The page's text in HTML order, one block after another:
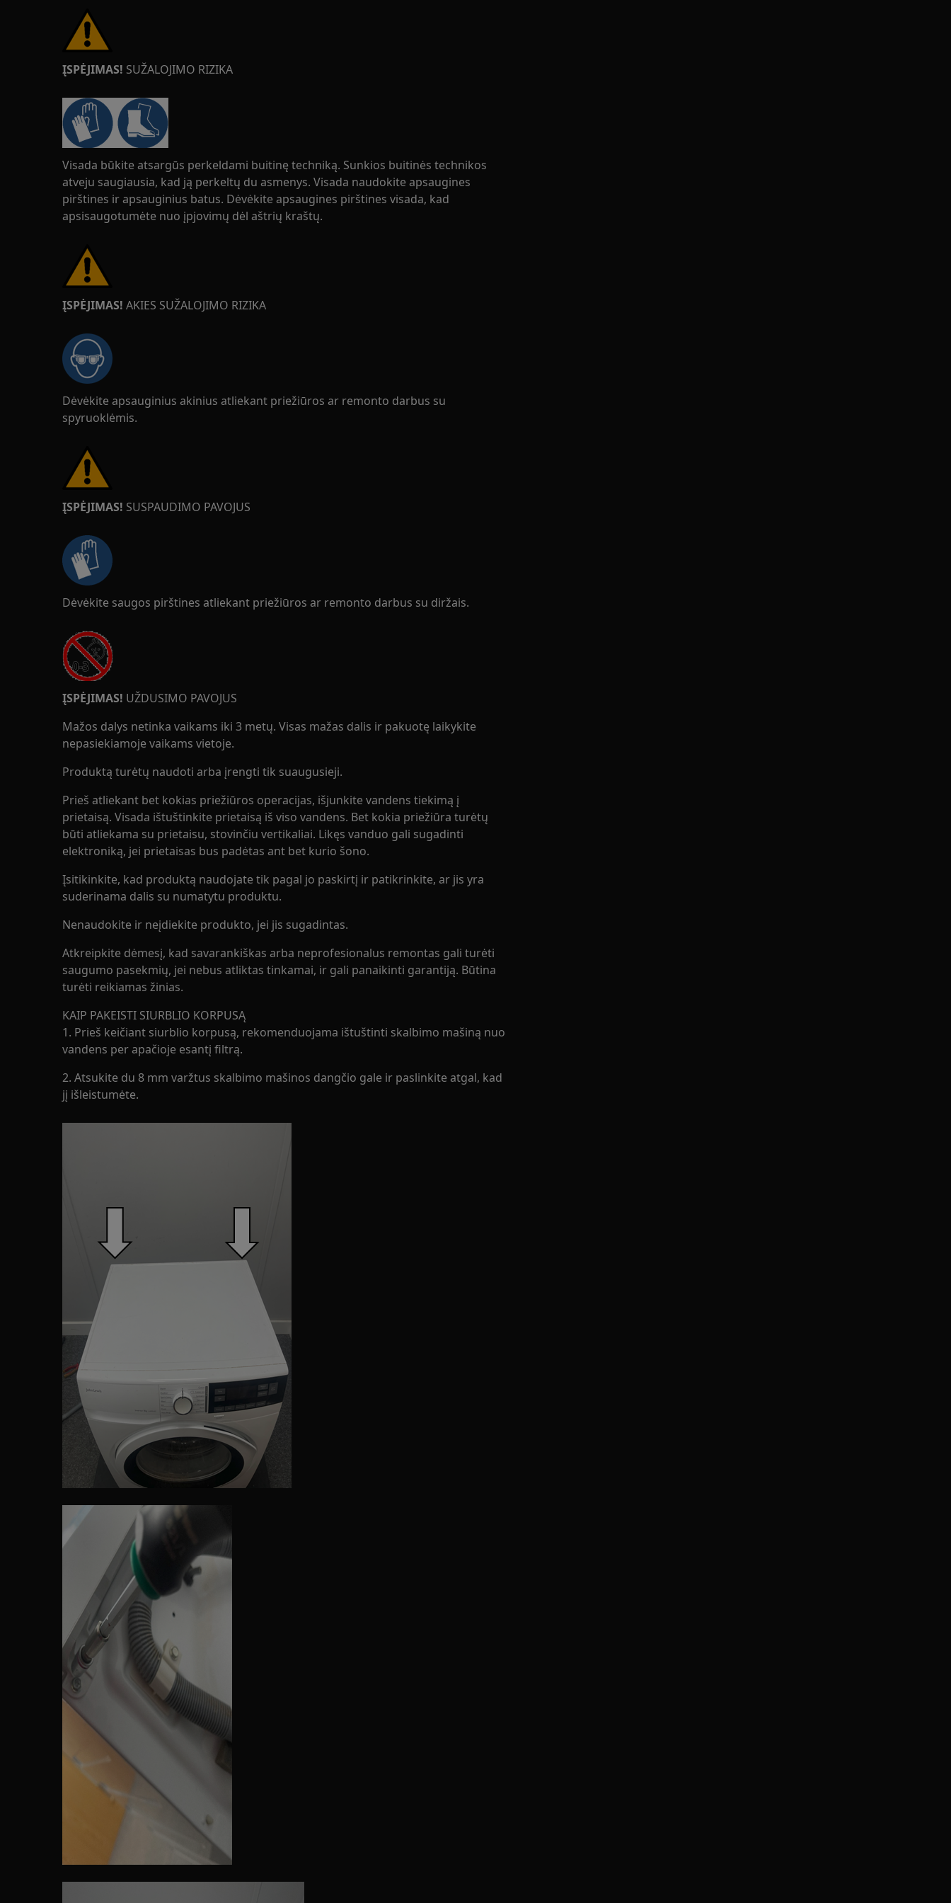
ĮSPĖJIMAS! SUŽALOJIMO RIZIKA
Visada būkite atsargūs perkeldami buitinę techniką. Sunkios buitinės technikos
atveju saugiausia, kad ją perkeltų du asmenys. Visada naudokite apsaugines
pirštines ir apsauginius batus. Dėvėkite apsaugines pirštines visada, kad
apsisaugotumėte nuo įpjovimų dėl aštrių kraštų.
ĮSPĖJIMAS! AKIES SUŽALOJIMO RIZIKA
Dėvėkite apsauginius akinius atliekant priežiūros ar remonto darbus su
spyruoklėmis.
ĮSPĖJIMAS! SUSPAUDIMO PAVOJUS
Dėvėkite saugos pirštines atliekant priežiūros ar remonto darbus su diržais.
ĮSPĖJIMAS! UŽDUSIMO PAVOJUS
Mažos dalys netinka vaikams iki 3 metų. Visas mažas dalis ir pakuotę laikykite
nepasiekiamoje vaikams vietoje.
Produktą turėtų naudoti arba įrengti tik suaugusieji.
Prieš atliekant bet kokias priežiūros operacijas, išjunkite vandens tiekimą į
prietaisą. Visada ištuštinkite prietaisą iš viso vandens. Bet kokia priežiūra turėtų
būti atliekama su prietaisu, stovinčiu vertikaliai. Likęs vanduo gali sugadinti
elektroniką, jei prietaisas bus padėtas ant bet kurio šono.
Įsitikinkite, kad produktą naudojate tik pagal jo paskirtį ir patikrinkite, ar jis yra
suderinama dalis su numatytu produktu.
Nenaudokite ir neįdiekite produkto, jei jis sugadintas.
Atkreipkite dėmesį, kad savarankiškas arba neprofesionalus remontas gali turėti
saugumo pasekmių, jei nebus atliktas tinkamai, ir gali panaikinti garantiją. Būtina
turėti reikiamas žinias.
KAIP PAKEISTI SIURBLIO KORPUSĄ
1. Prieš keičiant siurblio korpusą, rekomenduojama ištuštinti skalbimo mašiną nuo
vandens per apačioje esantį filtrą.
2. Atsukite du 8 mm varžtus skalbimo mašinos dangčio gale ir paslinkite atgal, kad
jį išleistumėte.